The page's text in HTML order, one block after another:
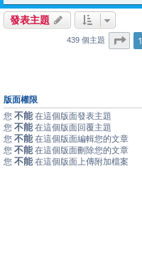
發表主題
439 個主題 第1
1
版面權限
您 不能 在這個版面發表主題
您 不能 在這個版面回覆主題
您 不能 在這個版面編輯您的文章
您 不能 在這個版面刪除您的文章
您 不能 在這個版面上傳附加檔案